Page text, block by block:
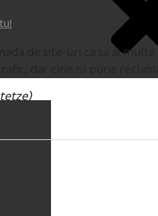
de site-uri ca sa ai
dar cine isi pune